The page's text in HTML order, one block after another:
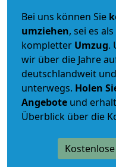
Bei uns können Sie
umziehen, sei es als
kompletter Umzug.
wir über die Jahre
deutschlandweit
unterwegs. Holen
Angebote und
Überblick über die